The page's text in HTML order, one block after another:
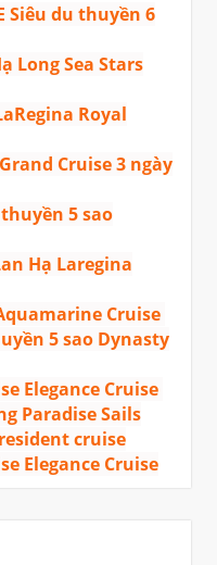
Siêu du thuyền 6
Long Sea Stars
Royal
Cruise 3 ngày
5 sao
Hạ Laregina
Cruise
5 sao Dynasty
Elegance Cruise
Paradise Sails
cruise
Elegance Cruise